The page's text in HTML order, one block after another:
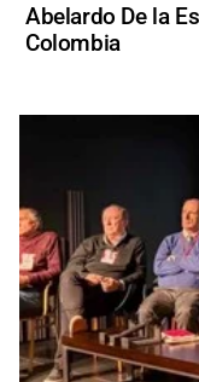
Abelardo De la
Colombia